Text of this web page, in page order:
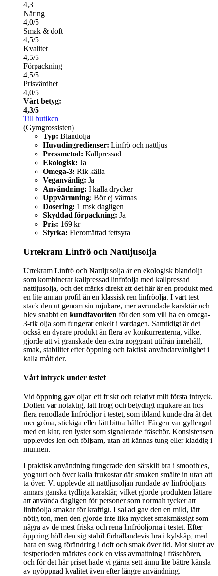
4,3
Näring
4,0/5
Smak & doft
4,5/5
Kvalitet
4,5/5
Förpackning
4,5/5
Prisvärdhet
4,0/5
Vårt betyg:
4,3/5
Till butiken
(Gymgrossisten)
Typ: Blandolja
Huvudingredienser: Linfrö och nattljus
Pressmetod: Kallpressad
Ekologisk: Ja
Omega-3: Rik källa
Veganvänlig: Ja
Användning: I kalla drycker
Uppvärmning: Bör ej värmas
Dosering: 1 msk dagligen
Skyddad förpackning: Ja
Pris: 169 kr
Styrka: Fleromättad fettsyra
Urtekram Linfrö och Nattljusolja
Urtekram Linfrö och Nattljusolja är en ekologisk blandolja
som kombinerar kallpressad linfröolja med kallpressad
nattljusolja, och det märks direkt att det här är en produkt med
en lite annan profil än en klassisk ren linfröolja. I vårt test
stack den ut genom sin mjukare, mer avrundade karaktär och
blev snabbt en kundfavoriten för den som vill ha en omega-
3-rik olja som fungerar enkelt i vardagen. Samtidigt är det
också en dyrare produkt än flera av konkurrenterna, vilket
gjorde att vi granskade den extra noggrant utifrån innehåll,
smak, stabilitet efter öppning och faktisk användarvänlighet i
kalla måltider.
Vårt intryck under testet
Vid öppning gav oljan ett friskt och relativt milt första intryck.
Doften var nötaktig, lätt fröig och betydligt mjukare än hos
flera renodlade linfröoljor i testet, som ibland kunde dra åt det
mer gröna, stickiga eller lätt bittra hållet. Färgen var gyllengul
med en klar, ren lyster som signalerade fräschör. Konsistensen
upplevdes len och följsam, utan att kännas tung eller kladdig i
munnen.
I praktisk användning fungerade den särskilt bra i smoothies,
yoghurt och över kalla frukostar där smaken smälte in utan att
ta över. Vi upplevde att nattljusoljan rundade av linfröoljans
annars ganska tydliga karaktär, vilket gjorde produkten lättare
att använda dagligen för personer som normalt tycker att
linfröolja smakar för kraftigt. I sallad gav den en mild, lätt
nötig ton, men den gjorde inte lika mycket smakmässigt som
några av de mest friska och rena linfröoljorna i testet. Efter
öppning höll den sig stabil förhållandevis bra i kylskåp, med
bara en svag förändring i doft och smak över tid. Mot slutet av
testperioden märktes dock en viss avmattning i fräschören,
och för det här priset hade vi gärna sett ännu lite bättre känsla
av nyöppnad kvalitet även efter längre användning.